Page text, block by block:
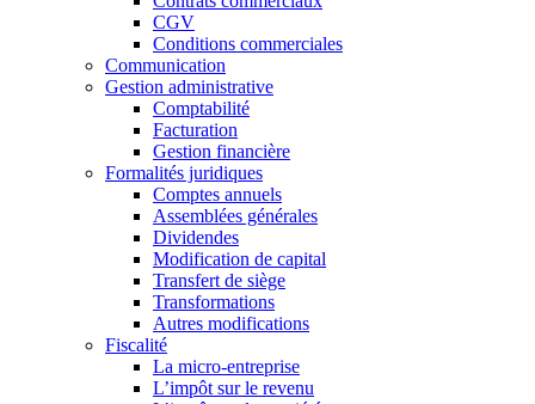
CGV
Conditions commerciales
Communication
Gestion administrative
Comptabilité
Facturation
Gestion financière
Formalités juridiques
Comptes annuels
Assemblées générales
Dividendes
Modification de capital
Transfert de siège
Transformations
Autres modifications
Fiscalité
La micro-entreprise
L’impôt sur le revenu